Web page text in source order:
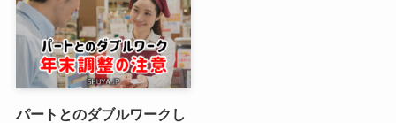
パートとのダブルワークし